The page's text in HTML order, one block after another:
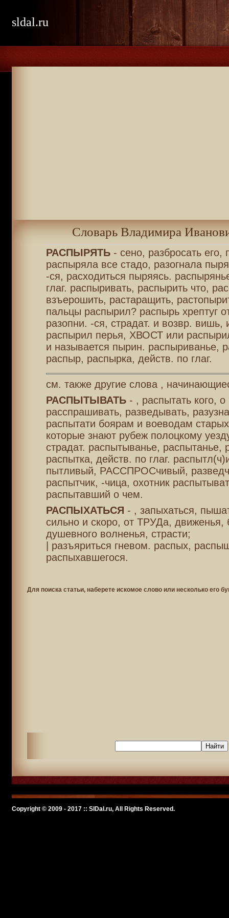
sldal.ru
Словарь Владимира
РАСПЫРЯТЬ- сено, разбросать его,
распыряла все стадо, разогнала
-ся, расходиться пыряясь.
глаг. распыривать, распырить что,
взъерошить, растаращить,
пальцы распырил? распырь хрептуг
разопни. -ся, страдат. и возвр. вишь,
распырил перья, ХВОСТ или
и называется пырин. распыриванье,
распыр, распырка, действ. по глаг.
см. также другие слова ,
РАСПЫТЫВАТЬ- , распытать кого, о
расспрашивать, разведывать,
распытати боярам и воеводам
которые знают рубеж полоцкому
страдат. распытыванье, распытанье,
распытка, действ. по глаг.
пытливый, РАССПРОСчивый,
распытчик, -чица, охотник
распытавший о чем.
РАСПЫХАТЬСЯ - , запыхаться,
сильно и скоро, от ТРУДа, движенья,
душевного волненья, страсти;
| разъяриться гневом. распых,
распыхавшегося.
Для поиска статьи, наберете искомое слово или несколько его
Copyright © 2009 - 2017 :: SlDal.ru, All Rights Reserved.